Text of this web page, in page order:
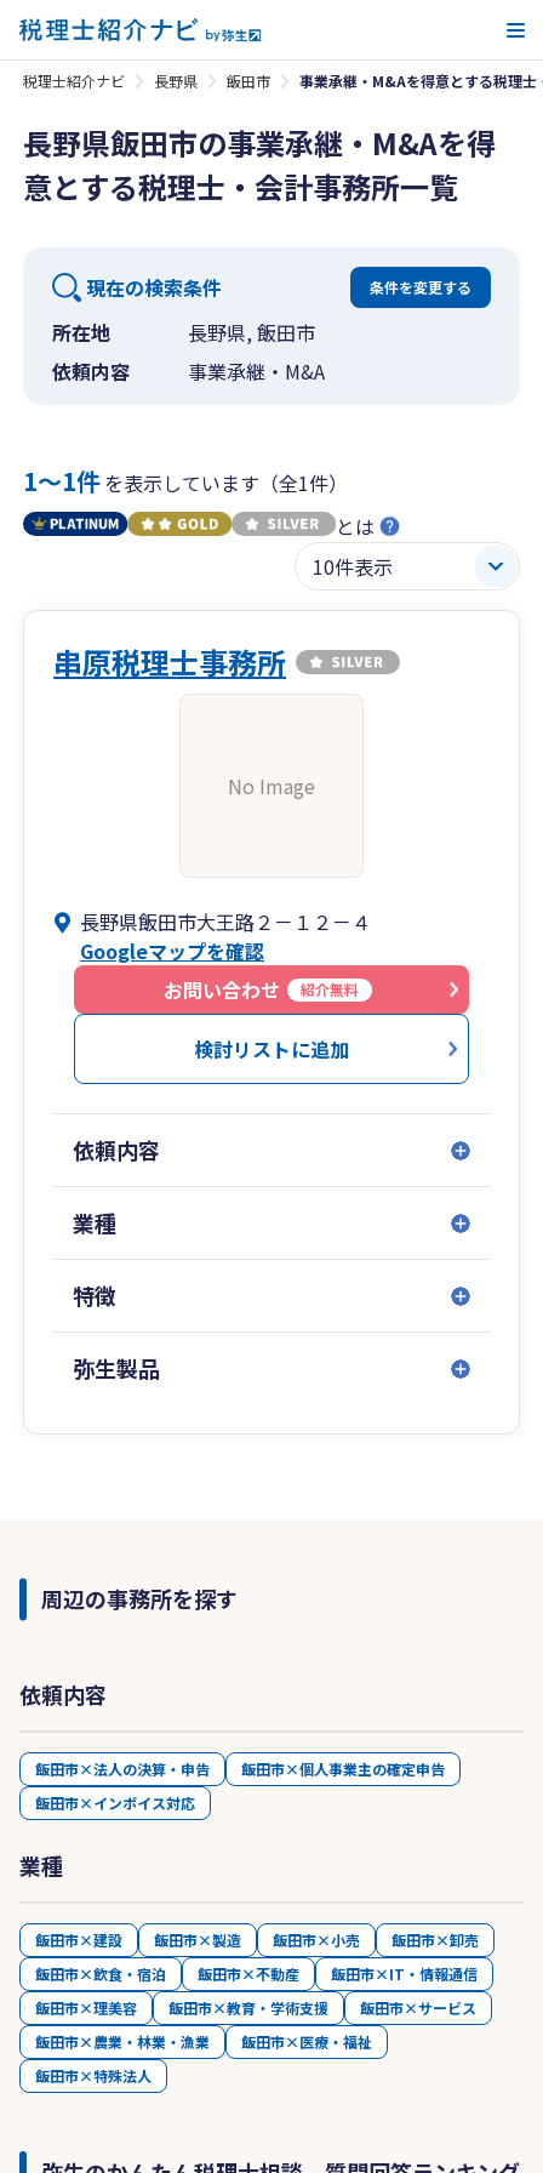
税理士紹介ナビ 長野県 飯田市 事業承継・M&Aを得意とする税理士
長野県飯田市の事業承継・M&Aを得
意とする税理士・会計事務所一覧
現在の検索条件 条件を変更する
所在地
長野県, 飯田市
依頼内容
事業承継・M&A
1〜1件を表示しています（全1件）
とは
串原税理士事務所
No Image
長野県飯田市大王路２－１２－４
Googleマップを確認
お問い合わせ
紹介無料
検討リストに追加
依頼内容
業種
特徴
弥生製品
周辺の事務所を探す
依頼内容
飯田市×法人の決算・申告
飯田市×個人事業主の確定申告
飯田市×インボイス対応
業種
飯田市×建設 飯田市×製造 飯田市×小売
飯田市×卸売
飯田市×飲食・宿泊
飯田市×不動産
飯田市×IT・情報通信
飯田市×理美容
飯田市×教育・学術支援
飯田市×サービス
飯田市×農業・林業・漁業
飯田市×医療・福祉
飯田市×特殊法人